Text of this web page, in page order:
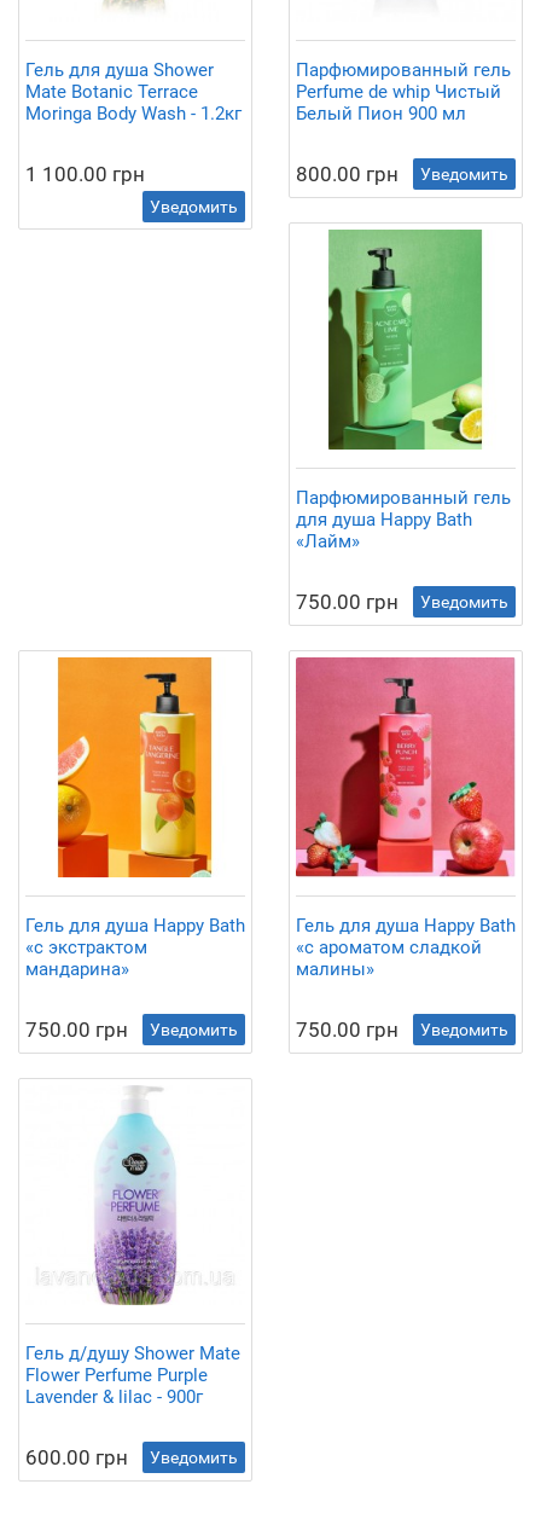
Гель для душа Shower
Mate Botanic Terrace
Moringa Body Wash - 1.2кг
1 100.00 грн
Уведомить
Парфюмированный гель
Perfume de whip Чистый
Белый Пион 900 мл
800.00 грн Уведомить
Парфюмированный гель
для душа Happy Bath
«Лайм»
750.00 грн Уведомить
Гель для душа Happy Bath
«с экстрактом
мандарина»
750.00 грн Уведомить
Гель для душа Happy Bath
«с ароматом сладкой
малины»
750.00 грн Уведомить
Гель д/душу Shower Mate
Flower Perfume Purple
Lavender & lilac - 900г
600.00 грн Уведомить